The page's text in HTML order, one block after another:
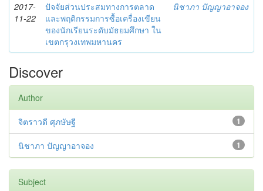
2017-
11-22
ปัจจัยส่วนประสมทางการตลาด
และพฤติกรรมการซื้อเครื่องเขียน
ของนักเรียนระดับมัธยมศึกษา ใน
เขตกรุวงเทพมหานคร
นิชาภา ปัญญาอาจอง
Discover
Author
1
จิตราวดี ศุภษัษฐี
1
นิชาภา ปัญญาอาจอง
Subject